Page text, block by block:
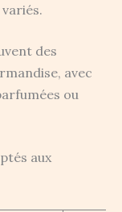
des
avec
ou
aux